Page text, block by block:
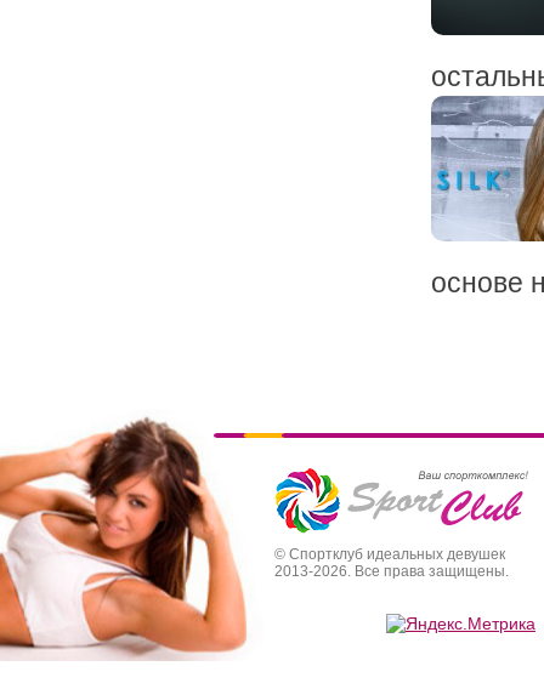
основе
© Спортклуб идеальных девушек
2013-2026. Все права защищены.